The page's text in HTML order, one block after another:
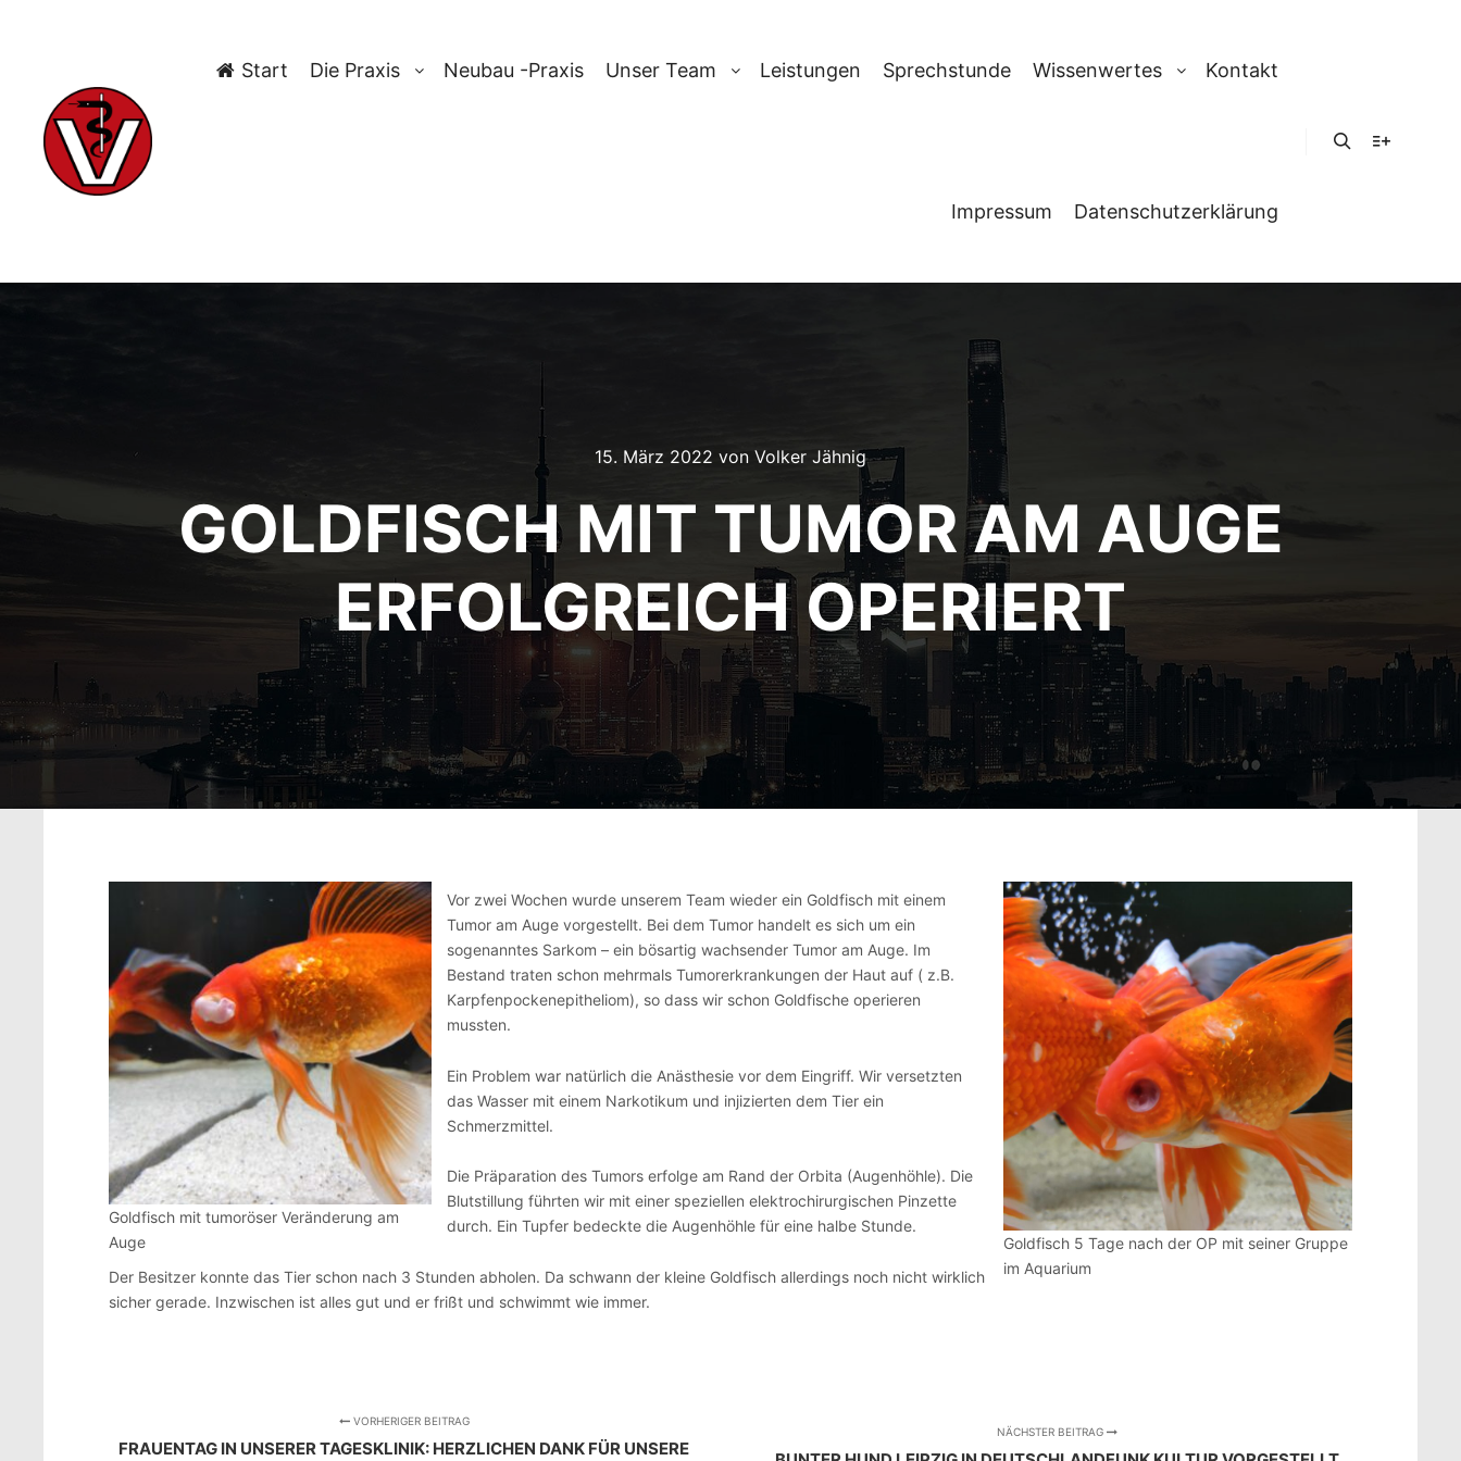
Start Die Praxis Neubau -Praxis Unser Team Leistungen Sprechstunde Wissenwertes Kontakt
Impressum Datenschutzerklärung
15. März 2022 von Volker Jähnig
GOLDFISCH MIT TUMOR AM AUGE
ERFOLGREICH OPERIERT
Goldfisch 5 Tage nach der OP mit seiner Gruppe
im Aquarium
Goldfisch mit tumoröser Veränderung am
Auge
Vor zwei Wochen wurde unserem Team wieder ein Goldfisch mit einem
Tumor am Auge vorgestellt. Bei dem Tumor handelt es sich um ein
sogenanntes Sarkom – ein bösartig wachsender Tumor am Auge. Im
Bestand traten schon mehrmals Tumorerkrankungen der Haut auf ( z.B.
Karpfenpockenepitheliom), so dass wir schon Goldfische operieren
mussten.
Ein Problem war natürlich die Anästhesie vor dem Eingriff. Wir versetzten
das Wasser mit einem Narkotikum und injizierten dem Tier ein
Schmerzmittel.
Die Präparation des Tumors erfolge am Rand der Orbita (Augenhöhle). Die
Blutstillung führten wir mit einer speziellen elektrochirurgischen Pinzette
durch. Ein Tupfer bedeckte die Augenhöhle für eine halbe Stunde.
Der Besitzer konnte das Tier schon nach 3 Stunden abholen. Da schwann der kleine Goldfisch allerdings noch nicht wirklich
sicher gerade. Inzwischen ist alles gut und er frißt und schwimmt wie immer.
VORHERIGER BEITRAG
FRAUENTAG IN UNSERER TAGESKLINIK: HERZLICHEN DANK FÜR UNSERE
NÄCHSTER BEITRAG